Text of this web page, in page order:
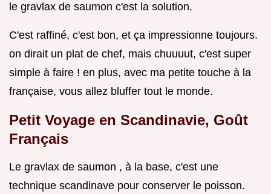
le gravlax de saumon c'est la solution.
C'est raffiné, c'est bon, et ça impressionne toujours.
on dirait un plat de chef, mais chuuuut, c'est super
simple à faire ! en plus, avec ma petite touche à la
française, vous allez bluffer tout le monde.
Petit Voyage en Scandinavie, Goût
Français
Le gravlax de saumon , à la base, c'est une
technique scandinave pour conserver le poisson.